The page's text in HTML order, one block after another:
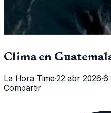
Clima en
La Hora Time·22 abr 2026·6
Compartir